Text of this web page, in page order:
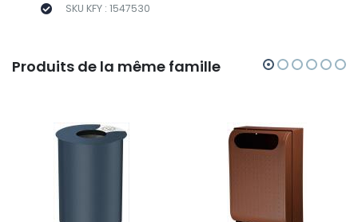
SKU KFY : 1547530
Produits de la même famille